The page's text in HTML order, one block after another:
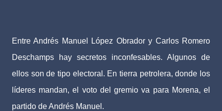
Entre Andrés Manuel López Obrador y Carlos Romero
Deschamps hay secretos inconfesables. Algunos de
ellos son de tipo electoral. En tierra petrolera, donde los
líderes mandan, el voto del gremio va para Morena, el
partido de Andrés Manuel.